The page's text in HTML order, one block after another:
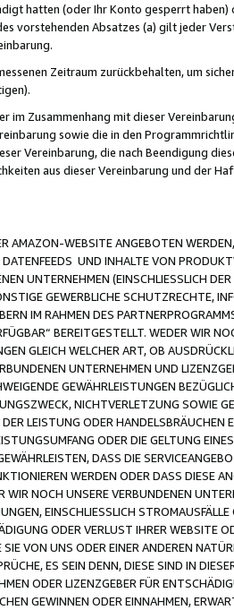
hatten (oder Ihr Konto gesperrt haben)
vorstehenden Absatzes (a) gilt jeder
Zeitraum zurückbehalten, um
im Zusammenhang mit dieser
sowie die in den
Vereinbarung, die nach Beendigung
aus dieser Vereinbarung und der
AMAZON-WEBSITE ANGEBOTEN
UND INHALTE VON
UNTERNEHMEN (EINSCHLIESSLICH
GEWERBLICHE SCHUTZRECHTE,
IM RAHMEN DES
BEREITGESTELLT. WEDER WIR
GLEICH WELCHER ART, OB
UNTERNEHMEN UND
GEWÄHRLEISTUNGEN
NICHTVERLETZUNG SOWIE
LEISTUNG ODER HANDELSBRÄUCHEN
ODER DIE GELTUNG
DASS DIE
WERDEN ODER DASS DIESE
NOCH UNSERE VERBUNDENEN
EINSCHLIESSLICH
ODER VERLUST IHRER WEBSITE
VON UNS ODER EINER ANDEREN
ES SEIN DENN, DIESE SIND IN
ODER LIZENZGEBER FÜR
GEWINNEN ODER EINNAHMEN,